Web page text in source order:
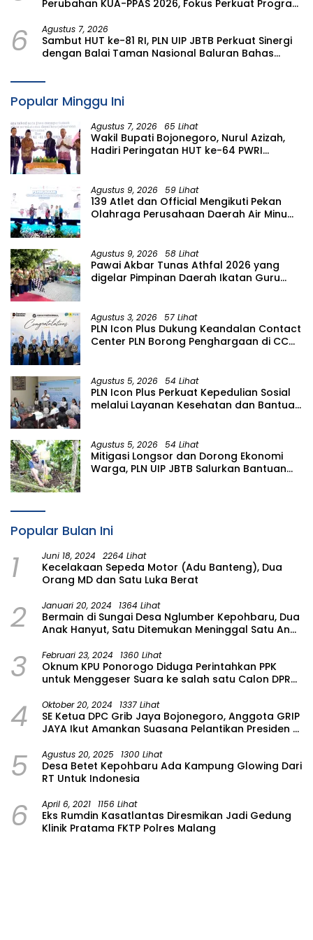
Perubahan KUA-PPAS 2026, Fokus Perkuat Program
6 Agustus 7, 2026
Sambut HUT ke-81 RI, PLN UIP JBTB Perkuat Sinergi
dengan Balai Taman Nasional Baluran Bahas
Watudodol/Kalipuro
Popular Minggu Ini
Agustus 7, 2026 65 Lihat
Wakil Bupati Bojonegoro, Nurul Azizah,
Hadiri Peringatan HUT ke-64 PWRI
Agustus 9, 2026 59 Lihat
139 Atlet dan Official Mengikuti Pekan
Olahraga Perusahaan Daerah Air Minum
Agustus 9, 2026 58 Lihat
Pawai Akbar Tunas Athfal 2026 yang
digelar Pimpinan Daerah Ikatan Guru
Agustus 3, 2026 57 Lihat
PLN Icon Plus Dukung Keandalan Contact
Center PLN Borong Penghargaan di CCW
Agustus 5, 2026 54 Lihat
PLN Icon Plus Perkuat Kepedulian Sosial
melalui Layanan Kesehatan dan Bantuan
Agustus 5, 2026 54 Lihat
Mitigasi Longsor dan Dorong Ekonomi
Warga, PLN UIP JBTB Salurkan Bantuan
Popular Bulan Ini
1 Juni 18, 2024 2264 Lihat
Kecelakaan Sepeda Motor (Adu Banteng), Dua
Orang MD dan Satu Luka Berat
2 Januari 20, 2024 1364 Lihat
Bermain di Sungai Desa Nglumber Kepohbaru, Dua
Anak Hanyut, Satu Ditemukan Meninggal Satu Anak
3 Februari 23, 2024 1360 Lihat
Oknum KPU Ponorogo Diduga Perintahkan PPK
untuk Menggeser Suara ke salah satu Calon DPRD
4 Oktober 20, 2024 1337 Lihat
SE Ketua DPC Grib Jaya Bojonegoro, Anggota GRIP
JAYA Ikut Amankan Suasana Pelantikan Presiden di
5 Agustus 20, 2025 1300 Lihat
Desa Betet Kepohbaru Ada Kampung Glowing Dari
RT Untuk Indonesia
6 April 6, 2021 1156 Lihat
Eks Rumdin Kasatlantas Diresmikan Jadi Gedung
Klinik Pratama FKTP Polres Malang